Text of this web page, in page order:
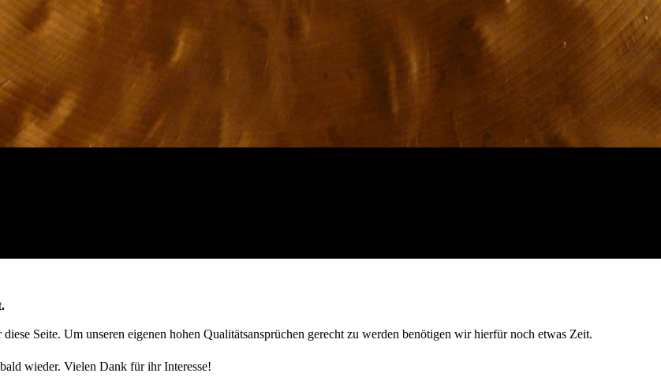
Seite. Um unseren eigenen hohen Qualitätsansprüchen gerecht zu werden benötigen wir hierfür noch etwas Zeit.
wieder. Vielen Dank für ihr Interesse!